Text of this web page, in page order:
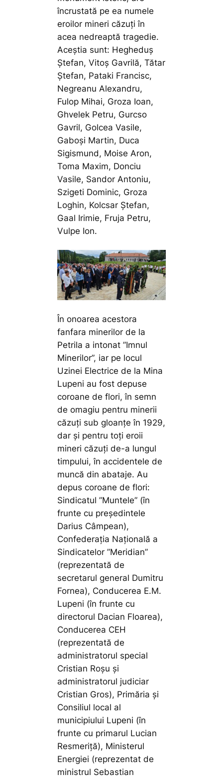
încrustată pe ea numele
eroilor mineri căzuți în
acea nedreaptă tragedie.
Aceștia sunt: Hegheduș
Ștefan, Vitoș Gavrilă, Tătar
Ștefan, Pataki Francisc,
Negreanu Alexandru,
Fulop Mihai, Groza Ioan,
Ghvelek Petru, Gurcso
Gavril, Golcea Vasile,
Gaboși Martin, Duca
Sigismund, Moise Aron,
Toma Maxim, Donciu
Vasile, Sandor Antoniu,
Szigeti Dominic, Groza
Loghin, Kolcsar Ștefan,
Gaal Irimie, Fruja Petru,
Vulpe Ion.
În onoarea acestora
fanfara minerilor de la
Petrila a intonat ”Imnul
Minerilor”, iar pe locul
Uzinei Electrice de la Mina
Lupeni au fost depuse
coroane de flori, în semn
de omagiu pentru minerii
căzuți sub gloanțe în 1929,
dar și pentru toți eroii
mineri căzuți de-a lungul
timpului, în accidentele de
muncă din abataje. Au
depus coroane de flori:
Sindicatul ”Muntele” (în
frunte cu președintele
Darius Câmpean),
Confederația Națională a
Sindicatelor ”Meridian”
(reprezentată de
secretarul general Dumitru
Fornea), Conducerea E.M.
Lupeni (în frunte cu
directorul Dacian Floarea),
Conducerea CEH
(reprezentată de
administratorul special
Cristian Roșu și
administratorul judiciar
Cristian Gros), Primăria și
Consiliul local al
municipiului Lupeni (în
frunte cu primarul Lucian
Resmeriță), Ministerul
Energiei (reprezentat de
ministrul Sebastian